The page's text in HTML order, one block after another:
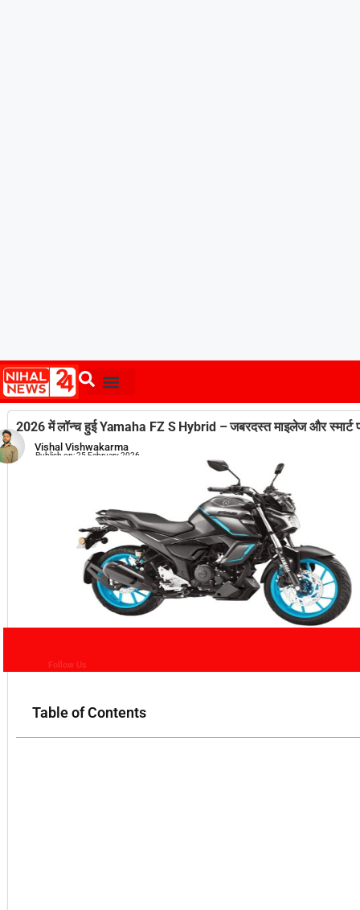
2026 में लॉन्च हुई Yamaha FZ S Hybrid – जबरदस्त माइलेज और स्मार्ट
Vishal Vishwakarma
Publish on:25 February 2026
Follow Us
Table of Contents